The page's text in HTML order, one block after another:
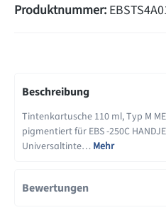
Produktnummer:
Beschreibung
Tintenkartusche 110 ml, Typ M
pigmentiert für EBS -250C
Universaltinte… Mehr
Bewertungen